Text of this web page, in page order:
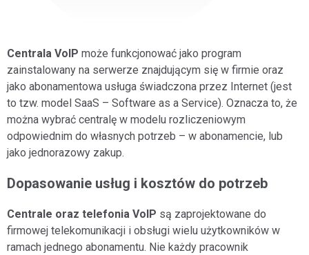
Centrala VoIP może funkcjonować jako program
zainstalowany na serwerze znajdującym się w firmie oraz
jako abonamentowa usługa świadczona przez Internet (jest
to tzw. model SaaS – Software as a Service). Oznacza to, że
można wybrać centralę w modelu rozliczeniowym
odpowiednim do własnych potrzeb – w abonamencie, lub
jako jednorazowy zakup.
Dopasowanie usług i kosztów do potrzeb
Centrale oraz telefonia VoIP są zaprojektowane do
firmowej telekomunikacji i obsługi wielu użytkowników w
ramach jednego abonamentu. Nie każdy pracownik